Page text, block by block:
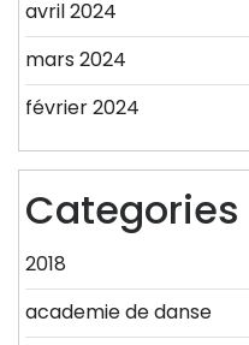
avril 2024
mars 2024
février 2024
Categories
2018
academie de danse